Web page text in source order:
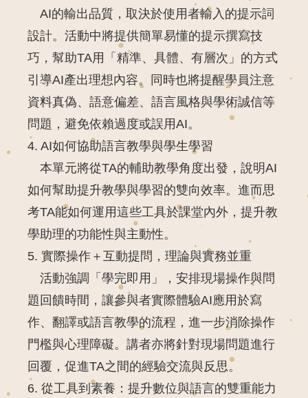
AI的輸出品質，取決於使用者輸入的提示詞
設計。活動中將提供簡單易懂的提示撰寫技
巧，幫助TA用「精準、具體、有層次」的方式
引導AI產出理想內容。同時也將提醒學員注意
資料真偽、語意偏差、語言風格與學術誠信等
問題，避免依賴過度或誤用AI。
4. AI如何協助語言教學與學生學習
本單元將從TA的輔助教學角度出發，說明AI
如何幫助提升教學與學習的雙向效率。進而思
考TA能如何運用這些工具於課堂內外，提升教
學助理的功能性與主動性。
5. 實際操作＋互動提問，理論與實務並重
活動強調「學完即用」，安排現場操作與問
題回饋時間，讓參與者實際體驗AI應用於寫
作、翻譯或語言教學的流程，進一步消除操作
門檻與心理障礙。講者亦將針對現場問題進行
回覆，促進TA之間的經驗交流與反思。
6. 從工具到素養：提升數位與語言的雙重能力